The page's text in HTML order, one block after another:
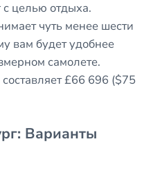
целью отдыха.
чуть менее шести
вам будет удобнее
самолете.
£66 696 ($75
Варианты